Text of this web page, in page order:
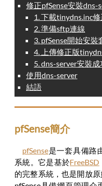
修正pfSense安裝dns-
1. 下載tinydns.inc
2. 準備sftp連線
3. pfSense開始安裝
4. 上傳修正版
5. dns-server安裝成
使用dns-server
結語
pfSense簡介
pfSense是一套具備路
系統。它是基於FreeBSD
的完整系統，也是開放